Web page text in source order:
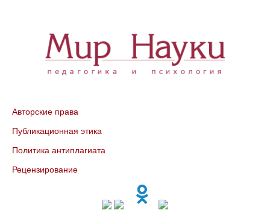
Авторские права
Публикационная этика
Политика антиплагиата
Рецензирование